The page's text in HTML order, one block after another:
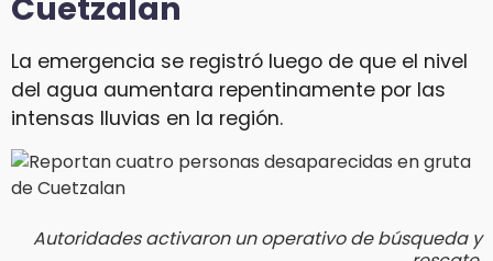
Cuetzalan
La emergencia se registró luego de que el nivel
del agua aumentara repentinamente por las
intensas lluvias en la región.
Autoridades activaron un operativo de búsqueda y